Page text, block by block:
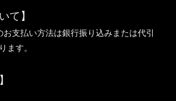
て】
支払い方法は銀行振り込みまたは代引
ます。